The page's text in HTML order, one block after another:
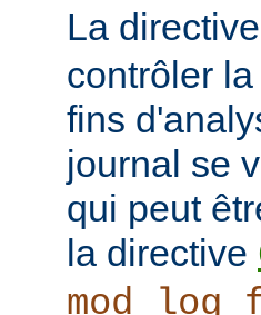
La directive
contrôler
fins
journal se
qui peut
la directive